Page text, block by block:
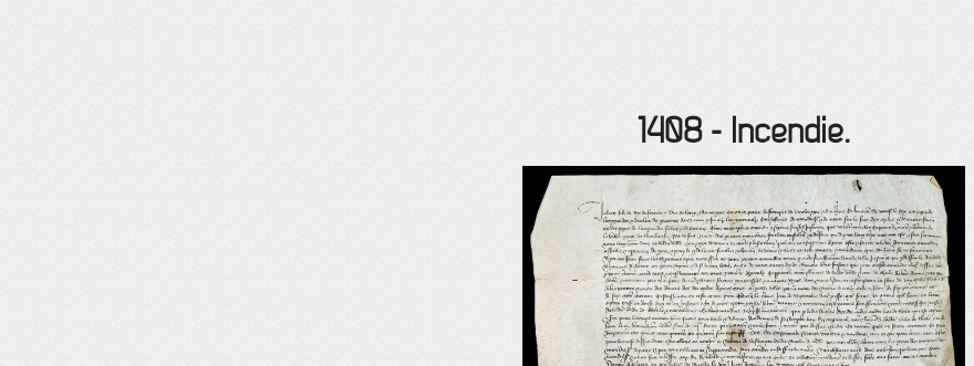
1408- Incendie.